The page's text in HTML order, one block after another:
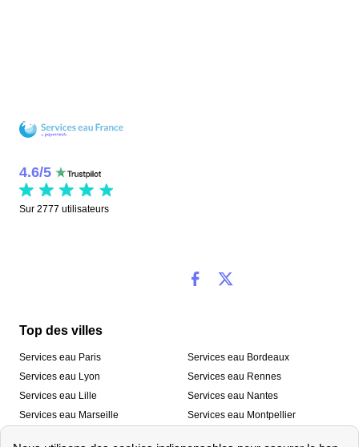
4.6/5
Sur 2777 utilisateurs
Top des villes
Services eau Paris
Services eau Lyon
Services eau Lille
Services eau Marseille
Services eau Bordeaux
Services eau Rennes
Services eau Nantes
Services eau Montpellier